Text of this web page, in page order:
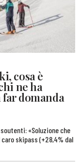
cosa è
ne ha
domanda
«Soluzione che
skipass (+28,4% dal